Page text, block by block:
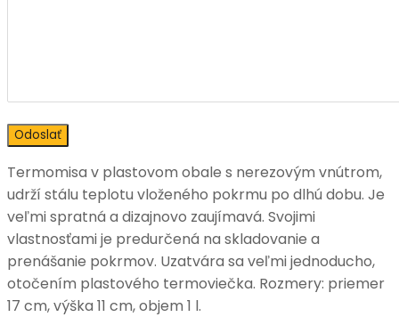
Termomisa v plastovom obale s nerezovým vnútrom,
udrží stálu teplotu vloženého pokrmu po dlhú dobu. Je
veľmi spratná a dizajnovo zaujímavá. Svojimi
vlastnosťami je predurčená na skladovanie a
prenášanie pokrmov. Uzatvára sa veľmi jednoducho,
otočením plastového termoviečka. Rozmery: priemer
17 cm, výška 11 cm, objem 1 l.